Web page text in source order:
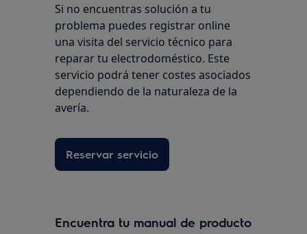
Si no encuentras solución a tu
problema puedes registrar online
una visita del servicio técnico para
reparar tu electrodoméstico. Este
servicio podrá tener costes asociados
dependiendo de la naturaleza de la
avería.
Reservar servicio
Encuentra tu manual de producto